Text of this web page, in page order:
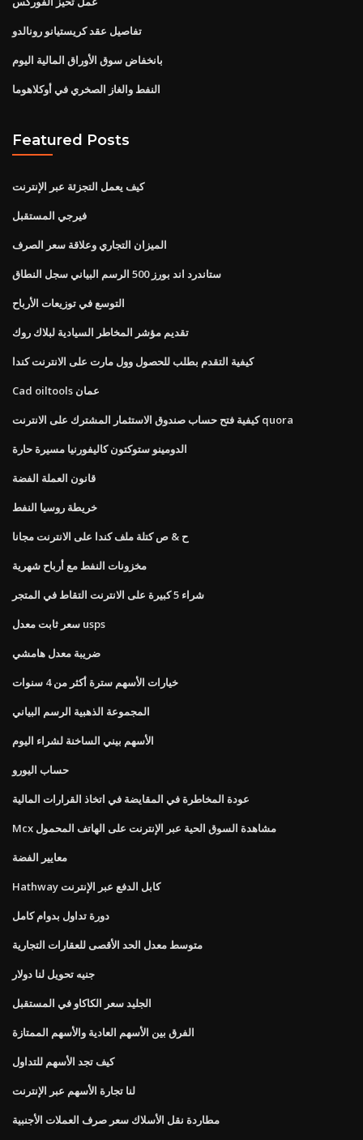
تفاصيل عقد كريستيانو رونالدو
بانخفاض سوق الأوراق المالية اليوم
النفط والغاز الصخري في أوكلاهوما
Featured Posts
كيف يعمل التجزئة عبر الإنترنت
فيرجي المستقبل
الميزان التجاري وعلاقة سعر الصرف
ستاندرد اند بورز 500 الرسم البياني سجل النطاق
التوسع في توزيعات الأرباح
تقديم مؤشر المخاطر السيادية لبلاك روك
كيفية التقدم بطلب للحصول وول مارت على الانترنت كندا
Cad oiltools عمان
كيفية فتح حساب صندوق الاستثمار المشترك على الانترنت quora
الدومينو ستوكتون كاليفورنيا مسيرة حارة
قانون العملة الفضة
خريطة روسيا النفط
ح & ص كتلة ملف كندا على الانترنت مجانا
مخزونات النفط مع أرباح شهرية
شراء 5 كبيرة على الانترنت التقاط في المتجر
سعر ثابت معدل usps
ضريبة معدل هامشي
خيارات الأسهم سترة أكثر من 4 سنوات
المجموعة الذهبية الرسم البياني
الأسهم بيني الساخنة لشراء اليوم
حساب اليورو
عودة المخاطرة في المقايضة في اتخاذ القرارات المالية
Mcx مشاهدة السوق الحية عبر الإنترنت على الهاتف المحمول
معايير الفضة
Hathway كابل الدفع عبر الإنترنت
دورة تداول بدوام كامل
متوسط ​​معدل الحد الأقصى للعقارات التجارية
جنيه تحويل لنا دولار
الجليد سعر الكاكاو في المستقبل
الفرق بين الأسهم العادية والأسهم الممتازة
كيف تجد الأسهم للتداول
لنا تجارة الأسهم عبر الإنترنت
مطاردة نقل الأسلاك سعر صرف العملات الأجنبية